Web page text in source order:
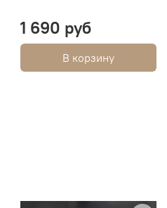
1 690 руб
В корзину